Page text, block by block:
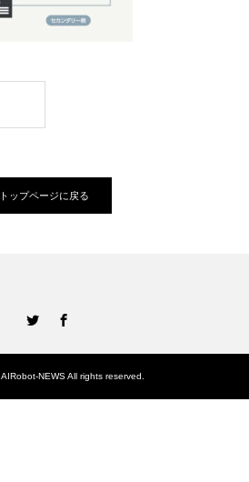
トップページに戻る
AIRobot-NEWSAll rights reserved.